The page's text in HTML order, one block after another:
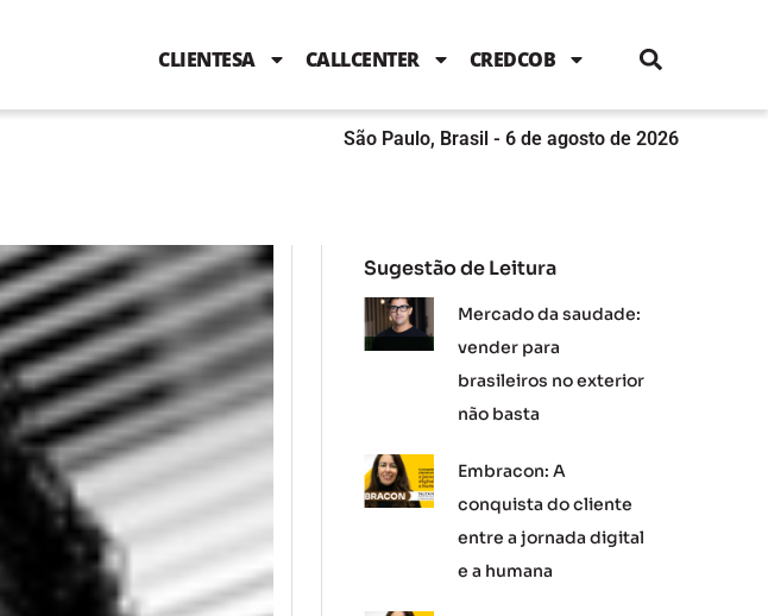
b
o
k
t
e
b
n
g
a
m
CLIENTESA CALLCENTER CREDCOB
São Paulo, Brasil - 6 de agosto de 2026
Sugestão de Leitura
Mercado da saudade:
vender para
brasileiros no exterior
não basta
Embracon: A
conquista do cliente
entre a jornada digital
e a humana